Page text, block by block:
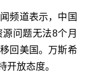
频道表示，中国
问题无法8个月
回美国。万斯希
开放态度。